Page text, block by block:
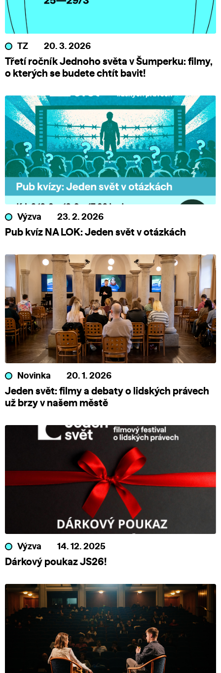
TZ 20. 3. 2026
Třetí ročník Jednoho světa v Šumperku: filmy,
o kterých se budete chtít bavit!
Výzva 23. 2. 2026
Pub kvíz NA LOK: Jeden svět v otázkách
Novinka 20. 1. 2026
Jeden svět: filmy a debaty o lidských právech
už brzy v našem městě
Výzva 14. 12. 2025
Dárkový poukaz JS26!